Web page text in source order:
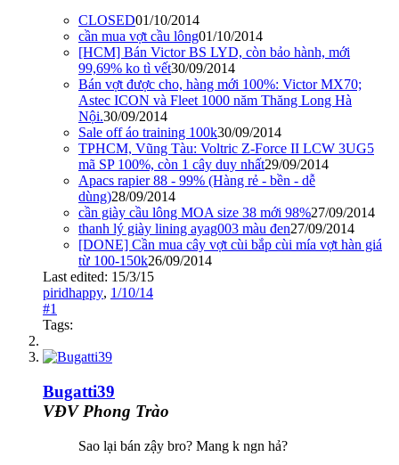
CLOSED01/10/2014
cần mua vợt cầu lông01/10/2014
[HCM] Bán Victor BS LYD, còn bảo hành, mới
99,69% ko tì vết30/09/2014
Bán vợt được cho, hàng mới 100%: Victor MX70;
Astec ICON và Fleet 1000 năm Thăng Long Hà
Nội.30/09/2014
Sale off áo training 100k30/09/2014
TPHCM, Vũng Tàu: Voltric Z-Force II LCW 3UG5
mã SP 100%, còn 1 cây duy nhất29/09/2014
Apacs rapier 88 - 99% (Hàng rẻ - bền - dễ
dùng)28/09/2014
cần giày cầu lông MOA size 38 mới 98%27/09/2014
thanh lý giày lining ayag003 màu đen27/09/2014
[DONE] Cần mua cây vợt cùi bắp cùi mía vợt hàn giá
từ 100-150k26/09/2014
Last edited: 15/3/15
piridhappy, 1/10/14
#1
Tags:
Bugatti39
VĐV Phong Trào
Sao lại bán zậy bro? Mang k ngn hả?